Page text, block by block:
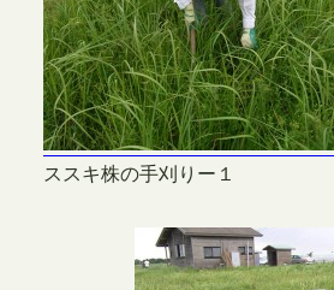
ススキ株の手刈りー１